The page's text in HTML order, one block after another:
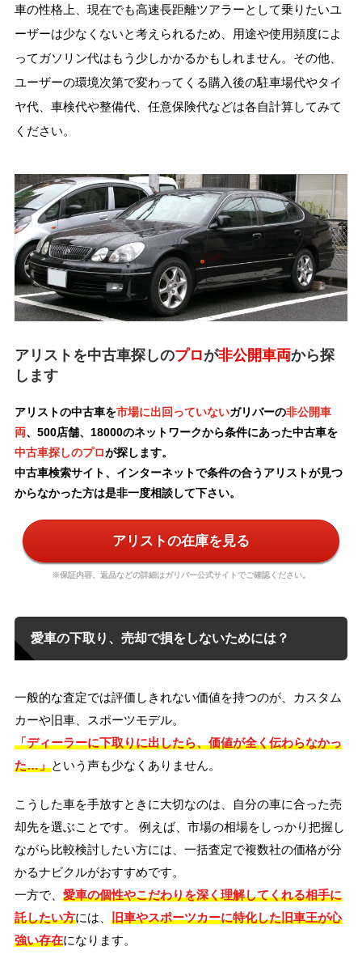
車の性格上、現在でも高速長距離ツアラーとして乗りたいユ
ーザーは少なくないと考えられるため、用途や使用頻度によ
ってガソリン代はもう少しかかるかもしれません。その他、
ユーザーの環境次第で変わってくる購入後の駐車場代やタイ
ヤ代、車検代や整備代、任意保険代などは各自計算してみて
ください。
アリストを中古車探しのプロが非公開車両から探
します
アリストの中古車を市場に出回っていないガリバーの非公開車
両、500店舗、18000のネットワークから条件にあった中古車を
中古車探しのプロが探します。
中古車検索サイト、インターネットで条件の合うアリストが見つ
からなかった方は是非一度相談して下さい。
アリストの在庫を見る
※保証内容、返品などの詳細はガリバー公式サイトでご確認ください。
愛車の下取り、売却で損をしないためには？
一般的な査定では評価しきれない価値を持つのが、カスタム
カーや旧車、スポーツモデル。
「ディーラーに下取りに出したら、価値が全く伝わらなかっ
た…」という声も少なくありません。
こうした車を手放すときに大切なのは、自分の車に合った売
却先を選ぶことです。 例えば、市場の相場をしっかり把握し
ながら比較検討したい方には、一括査定で複数社の価格が分
かるナビクルがおすすめです。
一方で、 愛車の個性やこだわりを深く理解してくれる相手に
託したい方には、 旧車やスポーツカーに特化した旧車王が心
強い存在になります。